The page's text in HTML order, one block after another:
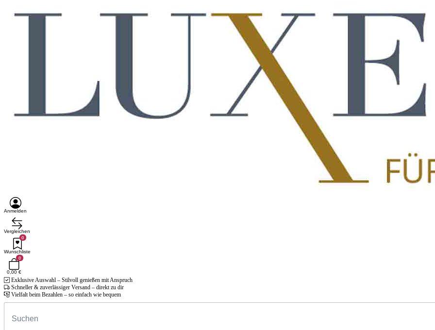
Anmelden
Vergleichen
0
Wunschliste
0
0,00 €
Exklusive Auswahl – Stilvoll genießen mit Anspruch
Schneller & zuverlässiger Versand – direkt zu dir
Vielfalt beim Bezahlen – so einfach wie bequem